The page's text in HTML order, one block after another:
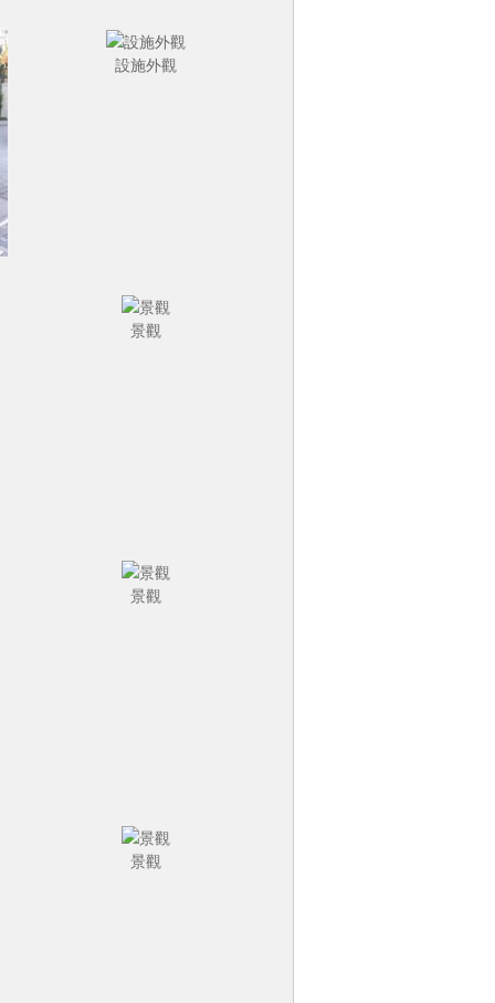
設施外觀
景觀
景觀
景觀